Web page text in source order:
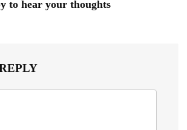
to hear your thoughts